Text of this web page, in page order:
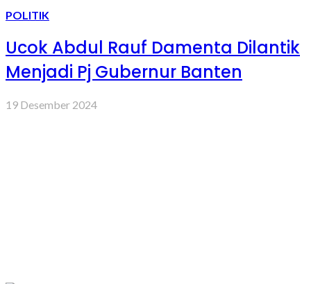
POLITIK
Ucok Abdul Rauf Damenta Dilantik
Menjadi Pj Gubernur Banten
19 Desember 2024